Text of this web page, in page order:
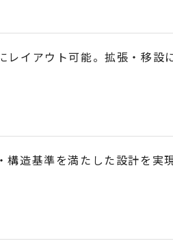
レイアウト可能。拡張・移設
構造基準を満たした設計を実現